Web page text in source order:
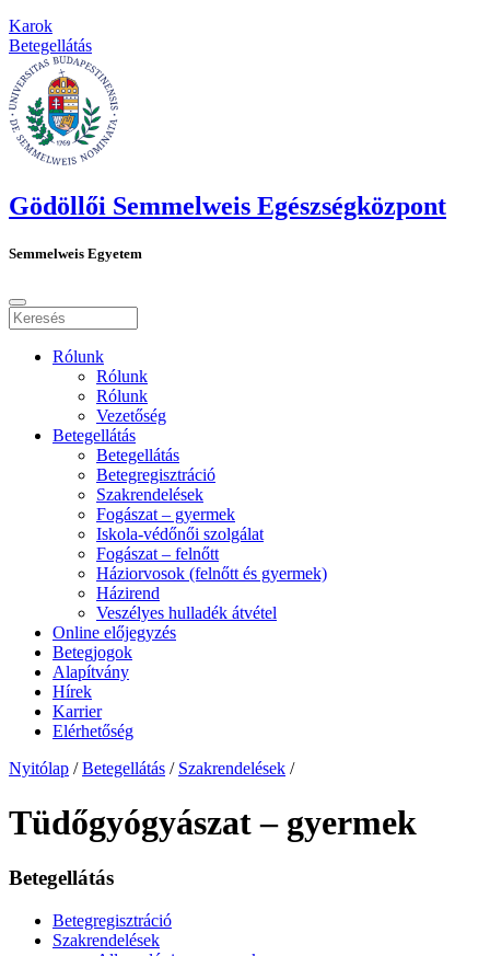
Karok
Betegellátás
Gödöllői Semmelweis Egészségközpont
Semmelweis Egyetem
Rólunk
Rólunk
Rólunk
Vezetőség
Betegellátás
Betegellátás
Betegregisztráció
Szakrendelések
Fogászat – gyermek
Iskola-védőnői szolgálat
Fogászat – felnőtt
Háziorvosok (felnőtt és gyermek)
Házirend
Veszélyes hulladék átvétel
Online előjegyzés
Betegjogok
Alapítvány
Hírek
Karrier
Elérhetőség
Nyitólap / Betegellátás / Szakrendelések /
Tüdőgyógyászat – gyermek
Betegellátás
Betegregisztráció
Szakrendelések